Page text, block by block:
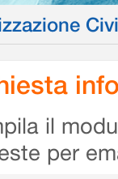
il
per